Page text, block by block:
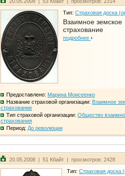
Тип: Страховая доска
Взаимное земское
страхование
подробнее
Предоставлено: Марина Моисеенко
Название страховой организации: Взаимное
страхование
Тип страховой организации: Общество
страхования
Период: До революции
20.05.2008 | 51 Кбайт | просмотров: 2428
Тип: Страховая доска